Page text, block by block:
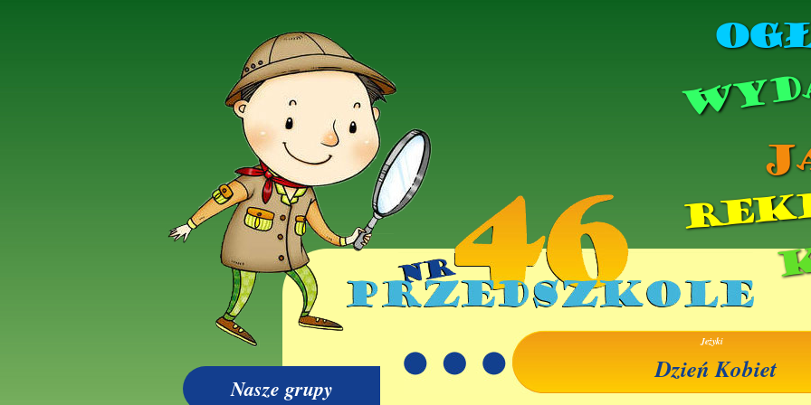
Nasze grupy
Jeżyki
Dzień Kobiet